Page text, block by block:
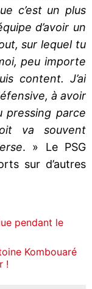
c’est un plus
d’avoir un
sur lequel tu
peu importe
content. J’ai
à avoir
parce
va souvent
. » Le PSG
sur d’autres
pendant le
Kombouaré
!